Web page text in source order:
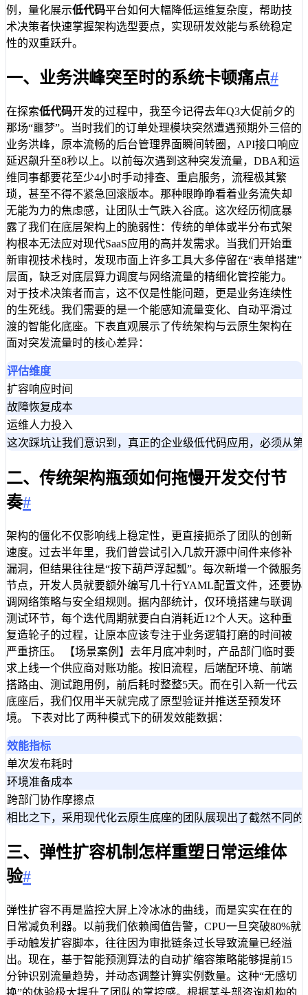
例，量化展示低代码平台如何大幅降低运维复杂度，帮助技
术决策者快速掌握架构选型要点，实现研发效能与系统稳定
性的双重跃升。
一、业务洪峰突至时的系统卡顿痛点#
在探索低代码开发的过程中，我至今记得去年Q3大促前夕的
那场“噩梦”。当时我们的订单处理模块突然遭遇预期外三倍的
业务洪峰，原本流畅的后台管理界面瞬间转圈，API接口响应
延迟飙升至8秒以上。以前每次遇到这种突发流量，DBA和运
维同事都要花至少4小时手动排查、重启服务，流程极其繁
琐，甚至不得不紧急回滚版本。那种眼睁睁看着业务流失却
无能为力的焦虑感，让团队士气跌入谷底。这次经历彻底暴
露了我们在底层架构上的脆弱性：传统的单体或半分布式架
构根本无法应对现代SaaS应用的高并发需求。当我们开始重
新审视技术栈时，发现市面上许多工具大多停留在“表单搭建”
层面，缺乏对底层算力调度与网络流量的精细化管控能力。
对于技术决策者而言，这不仅是性能问题，更是业务连续性
的生死线。我们需要的是一个能感知流量变化、自动平滑过
渡的智能化底座。下表直观展示了传统架构与云原生架构在
面对突发流量时的核心差异：
评估维度
扩容响应时间
故障恢复成本
运维人力投入
这次踩坑让我们意识到，真正的企业级低代码应用，必须从
二、传统架构瓶颈如何拖慢开发交付节
奏#
架构的僵化不仅影响线上稳定性，更直接扼杀了团队的创新
速度。过去半年里，我们曾尝试引入几款开源中间件来修补
漏洞，但结果往往是“按下葫芦浮起瓢”。每次新增一个微服务
节点，开发人员就要额外编写几十行YAML配置文件，还要协
调网络策略与安全组规则。据内部统计，仅环境搭建与联调
测试环节，每个迭代周期就要白白消耗近12个人天。这种重
复造轮子的过程，让原本应该专注于业务逻辑打磨的时间被
严重挤压。 【场景案例】去年月底冲刺时，产品部门临时要
求上线一个供应商对账功能。按旧流程，后端配环境、前端
搭路由、测试跑用例，前后耗时整整5天。而在引入新一代云
底座后，我们仅用半天就完成了原型验证并推送至预发环
境。 下表对比了两种模式下的研发效能数据：
效能指标
单次发布耗时
环境准备成本
跨部门协作摩擦点
相比之下，采用现代化云原生底座的团队展现出了截然不同
三、弹性扩容机制怎样重塑日常运维体
验#
弹性扩容不再是监控大屏上冷冰冰的曲线，而是实实在在的
日常减负利器。以前我们依赖阈值告警，CPU一旦突破80%就
手动触发扩容脚本，往往因为审批链条过长导致流量已经溢
出。现在，基于智能预测算法的自动扩缩容策略能够提前15
分钟识别流量趋势，并动态调整计算实例数量。这种“无感切